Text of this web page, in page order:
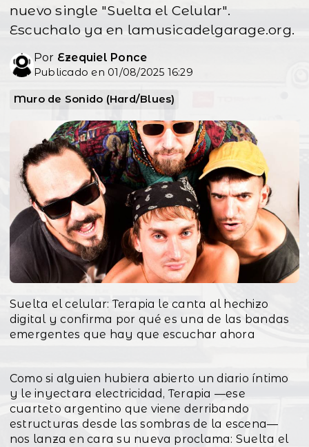
nuevo single "Suelta el Celular".
Escuchalo ya en lamusicadelgarage.org.
Por Ezequiel Ponce
Publicado en 01/08/2025 16:29
Muro de Sonido (Hard/Blues)
Suelta el celular: Terapia le canta al hechizo
digital y confirma por qué es una de las bandas
emergentes que hay que escuchar ahora
Como si alguien hubiera abierto un diario íntimo
y le inyectara electricidad, Terapia —ese
cuarteto argentino que viene derribando
estructuras desde las sombras de la escena—
nos lanza en cara su nueva proclama: Suelta el